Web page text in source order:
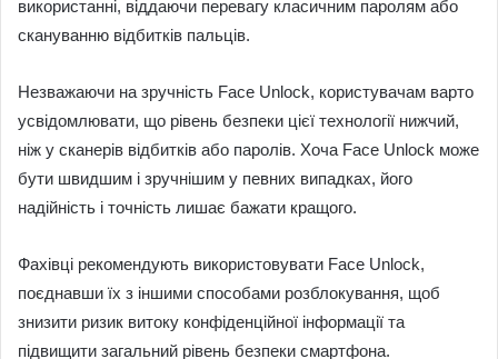
використанні, віддаючи перевагу класичним паролям або
скануванню відбитків пальців.
Незважаючи на зручність Face Unlock, користувачам варто
усвідомлювати, що рівень безпеки цієї технології нижчий,
ніж у сканерів відбитків або паролів. Хоча Face Unlock може
бути швидшим і зручнішим у певних випадках, його
надійність і точність лишає бажати кращого.
Фахівці рекомендують використовувати Face Unlock,
поєднавши їх з іншими способами розблокування, щоб
знизити ризик витоку конфіденційної інформації та
підвищити загальний рівень безпеки смартфона.